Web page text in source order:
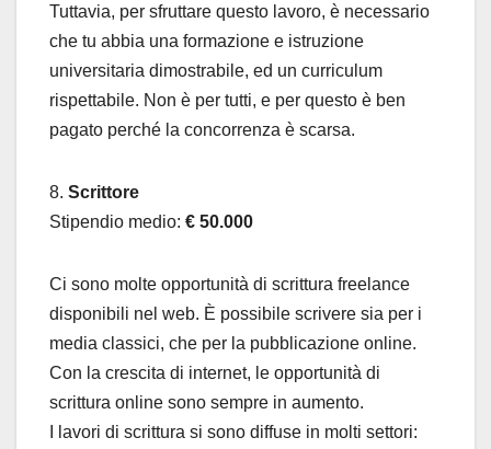
Tuttavia, per sfruttare questo lavoro, è necessario
che tu abbia una formazione e istruzione
universitaria dimostrabile, ed un curriculum
rispettabile. Non è per tutti, e per questo è ben
pagato perché la concorrenza è scarsa.
8. Scrittore
Stipendio medio: € 50.000
Ci sono molte opportunità di scrittura freelance
disponibili nel web. È possibile scrivere sia per i
media classici, che per la pubblicazione online.
Con la crescita di internet, le opportunità di
scrittura online sono sempre in aumento.
I lavori di scrittura si sono diffuse in molti settori: